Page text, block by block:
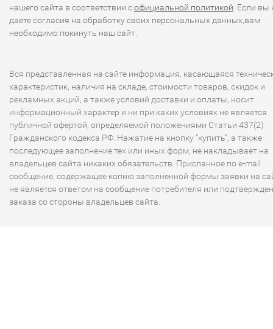
нашего сайта в соответствии софициальной политикой . Если вы
даете согласия на обработку своих персональных данных,вам
необходимо покинуть наш сайт.
Вся представленная на сайте информация, касающаяся
характеристик, наличия на складе, стоимости товаров, скидок и
рекламных акций, а также условий доставки и оплаты, носит
информационный характер и ни при каких условиях не является
публичной офертой, определяемой положениями Статьи 437(2)
Гражданского кодекса РФ. Нажатие на кнопку "купить", а также
последующее заполнение тех или иных форм, не накладывает на
владельцев сайта никаких обязательств. Присланное по e-mail
сообщение, содержащее копию заполненной формы заявки на
не является ответом на сообщение потребителя или
заказа со стороны владельцев сайта.